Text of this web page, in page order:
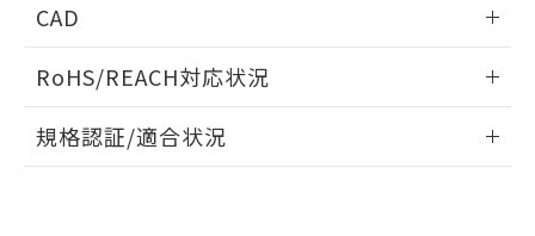
取りつけ穴寸法
CAD
ドすることができます。
ログイン/会員登録
RoHS/REACH対応状況
EU RoHS 注意事項・凡例
規格認証/適合状況
荷製品に未対応品が混在することから備考
欄に対応日を記載しておりました。
既に当社にて対応品への在庫切替を完了
していることから、特段のことがない限
り、2022年1月12日より割愛しておりま